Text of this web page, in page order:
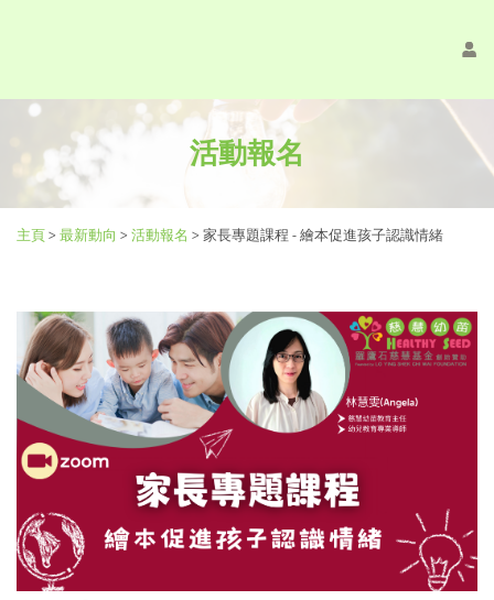
活動報名
主頁> 最新動向 > 活動報名 > 家長專題課程 - 繪本促進孩子認識情緒